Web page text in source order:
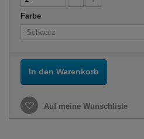
Farbe
In den Warenkorb
Auf meine Wunschliste